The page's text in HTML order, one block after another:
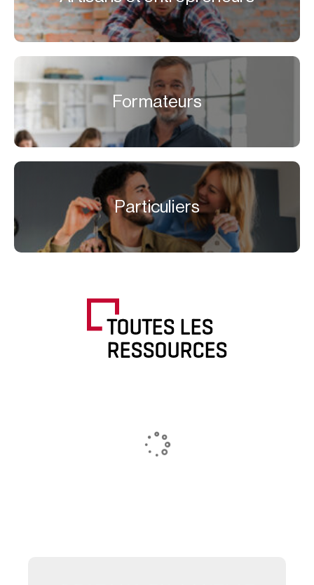
Formateurs
Particuliers
TOUTES LES
RESSOURCES